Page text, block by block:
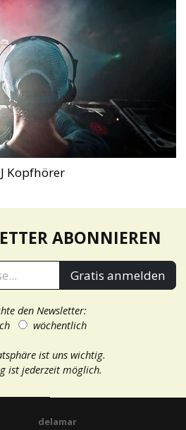
Kopfhörer
ABONNIEREN
Gratis anmelden
den Newsletter:
wöchentlich
ist uns wichtig.
ist jederzeit möglich.
delamar